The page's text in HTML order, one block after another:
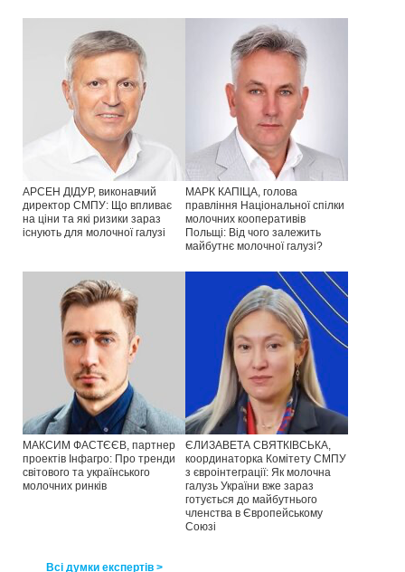
АРСЕН ДІДУР, виконавчий
директор СМПУ: Що впливає
на ціни та які ризики зараз
існують для молочної галузі
МАРК КАПІЦА, голова
правління Національної спілки
молочних кооперативів
Польщі: Від чого залежить
майбутнє молочної галузі?
МАКСИМ ФАСТЄЄВ, партнер
проектів Інфагро: Про тренди
світового та українського
молочних ринків
ЄЛИЗАВЕТА СВЯТКІВСЬКА,
координаторка Комітету СМПУ
з євроінтеграції: Як молочна
галузь України вже зараз
готується до майбутнього
членства в Європейському
Союзі
Всі думки експертів >